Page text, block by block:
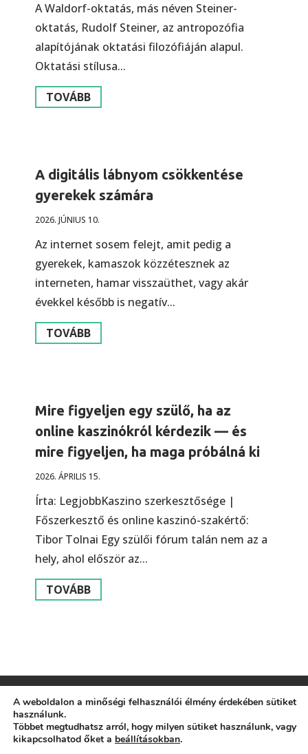
A Waldorf-oktatás, más néven Steiner-
oktatás, Rudolf Steiner, az antropozófia
alapítójának oktatási filozófiáján alapul.
Oktatási stílusa...
TOVÁBB
A digitális lábnyom csökkentése
gyerekek számára
2026. JÚNIUS 10.
Az internet sosem felejt, amit pedig a
gyerekek, kamaszok közzétesznek az
interneten, hamar visszaüthet, vagy akár
évekkel később is negatív...
TOVÁBB
Mire figyeljen egy szülő, ha az
online kaszinókról kérdezik — és
mire figyeljen, ha maga próbálná ki
2026. ÁPRILIS 15.
Írta: LegjobbKaszino szerkesztősége |
Főszerkesztő és online kaszinó-szakértő:
Tibor Tolnai Egy szülői fórum talán nem az a
hely, ahol először az...
TOVÁBB
Impresszum
A weboldalon a minőségi felhasználói élmény érdekében sütiket
használunk.
Többet megtudhatsz arról, hogy milyen sütiket használunk, vagy
kikapcsolhatod őket a beállításokban.